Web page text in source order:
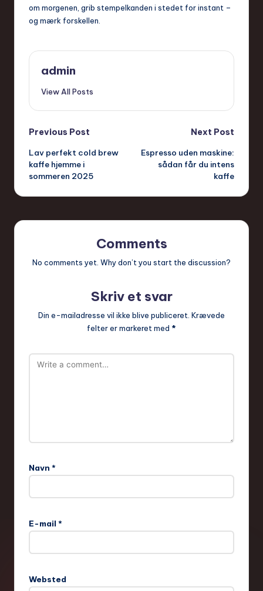
om morgenen, grib stempelkanden i stedet for instant –
og mærk forskellen.
admin
View All Posts
Post
navigation
Previous Post
Lav perfekt cold brew
kaffe hjemme i
sommeren 2025
Next Post
Espresso uden maskine:
sådan får du intens
kaffe
Comments
No comments yet. Why don’t you start the discussion?
Skriv et svar
Din e-mailadresse vil ikke blive publiceret. Krævede
felter er markeret med *
Navn *
E-mail *
Websted